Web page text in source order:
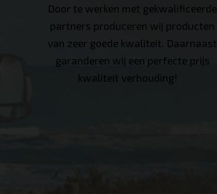
Door te werken met gekwalificeerde
partners produceren wij producten
van zeer goede kwaliteit. Daarnaast
garanderen wij een perfecte prijs
kwaliteit verhouding!